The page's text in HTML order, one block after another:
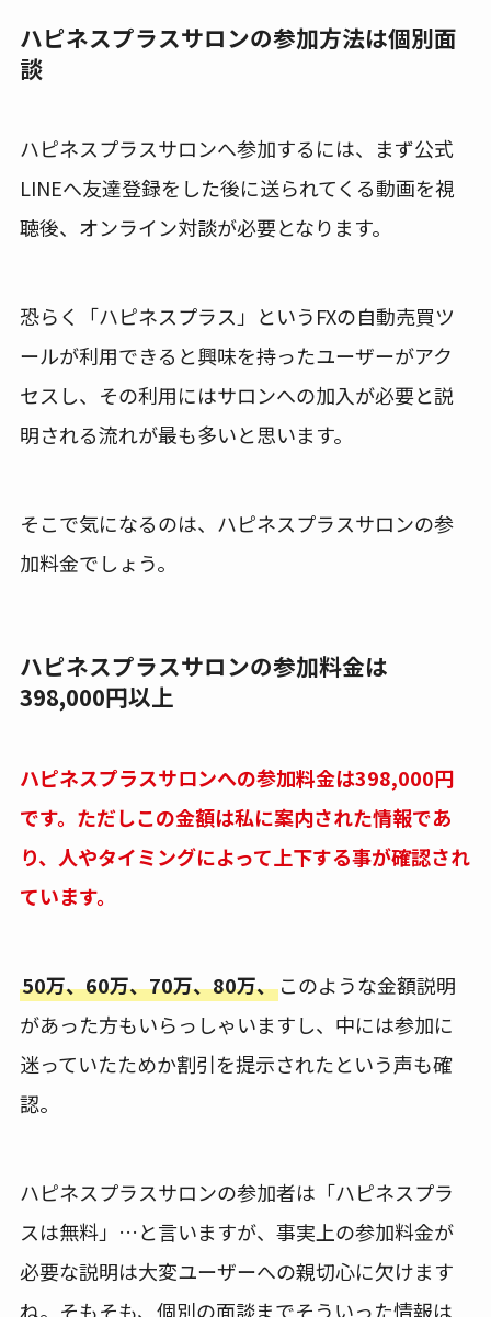
ハピネスプラスサロンの参加方法は個別面
談
ハピネスプラスサロンへ参加するには、まず公式
LINEへ友達登録をした後に送られてくる動画を視
聴後、オンライン対談が必要となります。
恐らく「ハピネスプラス」というFXの自動売買ツ
ールが利用できると興味を持ったユーザーがアク
セスし、その利用にはサロンへの加入が必要と説
明される流れが最も多いと思います。
そこで気になるのは、ハピネスプラスサロンの参
加料金でしょう。
ハピネスプラスサロンの参加料金は
398,000円以上
ハピネスプラスサロンへの参加料金は398,000円
です。ただしこの金額は私に案内された情報であ
り、人やタイミングによって上下する事が確認され
ています。
50万、60万、70万、80万、このような金額説明
があった方もいらっしゃいますし、中には参加に
迷っていたためか割引を提示されたという声も確
認。
ハピネスプラスサロンの参加者は「ハピネスプラ
スは無料」…と言いますが、事実上の参加料金が
必要な説明は大変ユーザーへの親切心に欠けます
ね。そもそも、個別の面談までそういった情報は